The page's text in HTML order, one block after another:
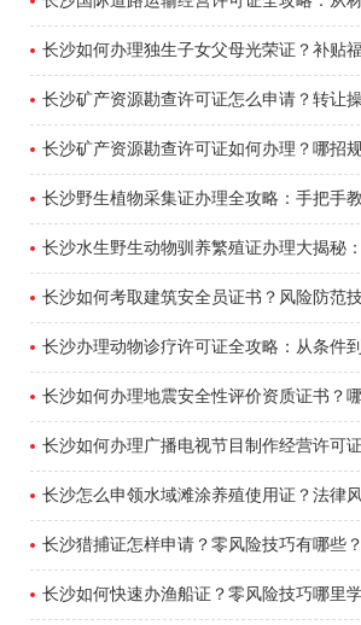
长沙如何办理独生子女父母光荣证？补贴
长沙矿产资源勘查许可证如何办理？哪招
长沙野生植物采集证办理全攻略：手把手
长沙如何考取建筑安全员证书？风险防范
长沙如何办理广播电视节目制作经营许可
长沙猎捕证怎样申请？零风险技巧有哪些？
长沙如何快速办渔船证？零风险技巧哪里